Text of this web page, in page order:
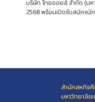
บริษัท ไทยออยล์ จำกัด (มห
2568 พร้อมเปิดรับสมัครนั
สำนักสหกิจ
มหาวิทยาลัย